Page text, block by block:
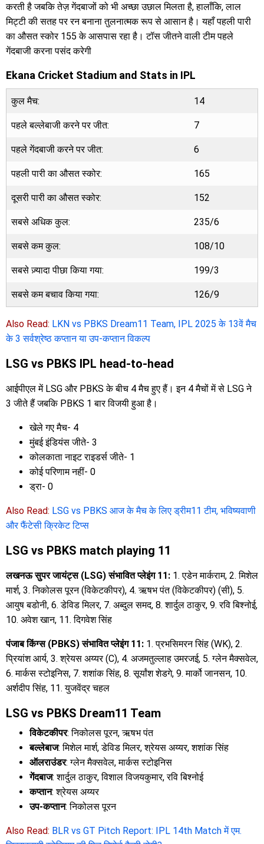
करती है जबकि तेज़ गेंदबाजों को भी अच्छा उछाल मिलता है, हालाँकि, लाल
मिट्टी की सतह पर रन बनाना तुलनात्मक रूप से आसान है। यहाँ पहली पारी
का औसत स्कोर 155 के आसपास रहा है। टॉस जीतने वाली टीम पहले
गेंदबाजी करना पसंद करेगी
Ekana Cricket Stadium and Stats in IPL
कुल मैच: 14
पहले बल्लेबाजी करने पर जीत: 7
पहले गेंदबाजी करने पर जीत: 6
पहली पारी का औसत स्कोर: 165
दूसरी पारी का औसत स्कोर: 152
सबसे अधिक कुल: 235/6
सबसे कम कुल: 108/10
सबसे ज़्यादा पीछा किया गया: 199/3
सबसे कम बचाव किया गया: 126/9
Also Read: LKN vs PBKS Dream11 Team, IPL 2025 के 13वें मैच
के 3 सर्वश्रेष्ठ कप्तान या उप-कप्तान विकल्प
LSG vs PBKS IPL head-to-head
आईपीएल में LSG और PBKS के बीच 4 मैच हुए हैं। इन 4 मैचों में से LSG ने
3 जीते हैं जबकि PBKS 1 बार विजयी हुआ है।
खेले गए मैच- 4
मुंबई इंडियंस जीते- 3
कोलकाता नाइट राइडर्स जीते- 1
कोई परिणाम नहीं- 0
ड्रा- 0
Also Read: LSG vs PBKS आज के मैच के लिए ड्रीम11 टीम, भविष्यवाणी
और फैंटेसी क्रिकेट टिप्स
LSG vs PBKS match playing 11
लखनऊ सुपर जायंट्स (LSG) संभावित प्लेइंग 11: 1. एडेन मार्कराम, 2. मिशेल
मार्श, 3. निकोलस पूरन (विकेटकीपर), 4. ऋषभ पंत (विकेटकीपर) (सी), 5.
आयुष बडोनी, 6. डेविड मिलर, 7. अब्दुल समद, 8. शार्दुल ठाकुर, 9. रवि बिश्नोई,
10. अवेश खान, 11. दिगवेश सिंह
पंजाब किंग्स (PBKS) संभावित प्लेइंग 11: 1. प्रभसिमरन सिंह (WK), 2.
प्रियांश आर्य, 3. श्रेयस अय्यर (C), 4. अजमतुल्लाह उमरजई, 5. ग्लेन मैक्सवेल,
6. मार्कस स्टोइनिस, 7. शशांक सिंह, 8. सूर्यांश शेडगे, 9. मार्को जानसन, 10.
अर्शदीप सिंह, 11. युजवेंद्र चहल
LSG vs PBKS Dream11 Team
विकेटकीपर: निकोलस पूरन, ऋषभ पंत
बल्लेबाज: मिशेल मार्श, डेविड मिलर, श्रेयस अय्यर, शशांक सिंह
ऑलराउंडर: ग्लेन मैक्सवेल, मार्कस स्टोइनिस
गेंदबाज: शार्दुल ठाकुर, विशाल विजयकुमार, रवि बिश्नोई
कप्तान: श्रेयस अय्यर
उप-कप्तान: निकोलस पूरन
Also Read: BLR vs GT Pitch Report: IPL 14th Match में एम.